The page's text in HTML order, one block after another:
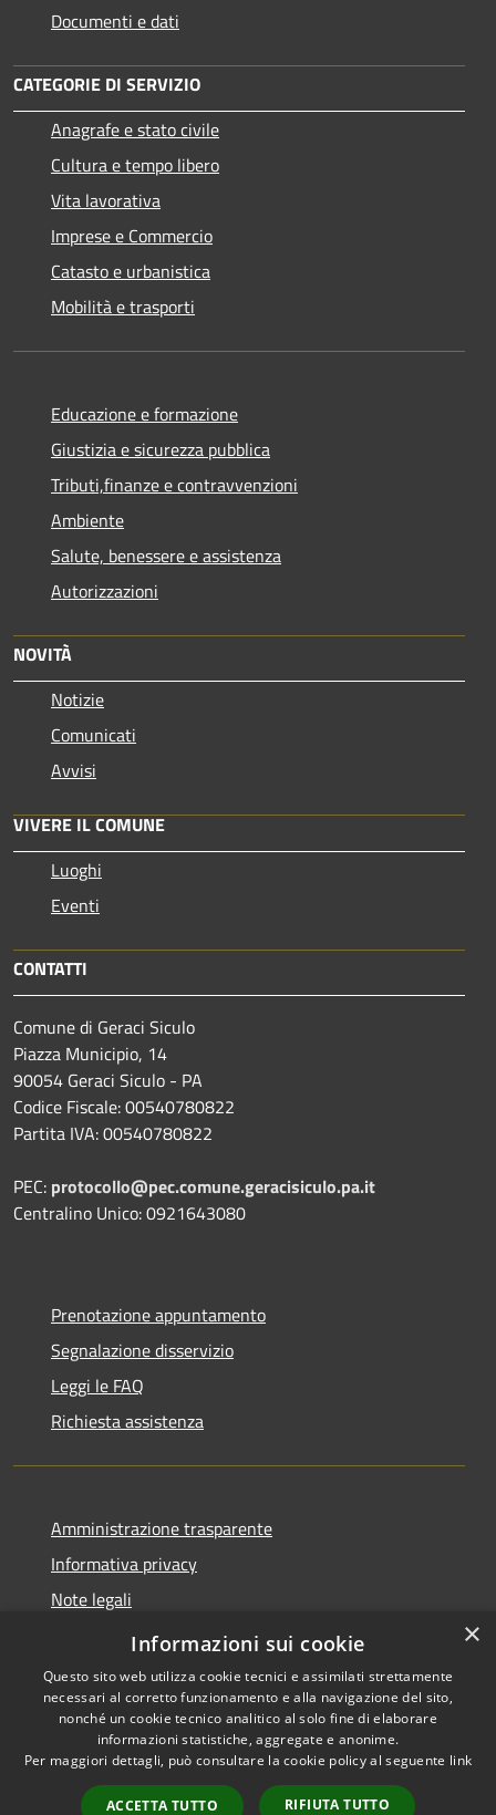
Documenti e dati
CATEGORIE DI SERVIZIO
Anagrafe e stato civile
Cultura e tempo libero
Vita lavorativa
Imprese e Commercio
Catasto e urbanistica
Mobilità e trasporti
Educazione e formazione
Giustizia e sicurezza pubblica
Tributi,finanze e contravvenzioni
Ambiente
Salute, benessere e assistenza
Autorizzazioni
NOVITÀ
Notizie
Comunicati
Avvisi
VIVERE IL COMUNE
Luoghi
Eventi
CONTATTI
Comune di Geraci Siculo
Piazza Municipio, 14
90054 Geraci Siculo - PA
Codice Fiscale: 00540780822
Partita IVA: 00540780822
PEC: protocollo@pec.comune.geracisiculo.pa.it
Centralino Unico: 0921643080
Prenotazione appuntamento
Segnalazione disservizio
Leggi le FAQ
Richiesta assistenza
Amministrazione trasparente
Informativa privacy
Note legali
Dichiarazione di accessibilità
Accessibilità
Copyright © 2026 • Comune di
Geraci Siculo • Powered by
Municipium•
Accesso
×
Informazioni sui cookie
Questo sito web utilizza cookie tecnici e assimilati strettamente
necessari al corretto funzionamento e alla navigazione del sito,
nonché un cookie tecnico analitico al solo fine di elaborare
informazioni statistiche, aggregate e anonime.
Per maggiori dettagli, può consultare la cookie policy al seguente link
ACCETTA TUTTO RIFIUTA TUTTO